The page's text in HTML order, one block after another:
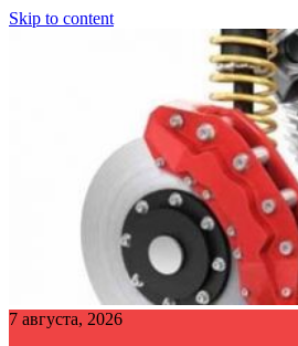
Skip to content
7 августа, 2026